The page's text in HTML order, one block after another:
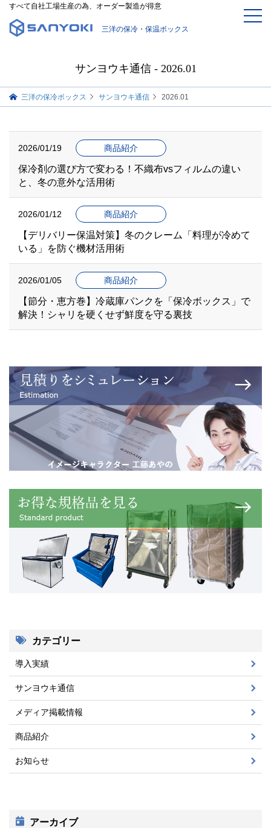
すべて自社工場生産の為、オーダー製造が得意
三洋の保冷・保温ボックス
サンヨウキ通信 - 2026.01
三洋の保冷ボックス サンヨウキ通信 2026.01
2026/01/19 商品紹介
保冷剤の選び方で変わる！不織布vsフィルムの違い
と、冬の意外な活用術
2026/01/12 商品紹介
【デリバリー保温対策】冬のクレーム「料理が冷めて
いる」を防ぐ機材活用術
2026/01/05 商品紹介
【節分・恵方巻】冷蔵庫パンクを「保冷ボックス」で
解決！シャリを硬くせず鮮度を守る裏技
カテゴリー
導入実績
サンヨウキ通信
メディア掲載情報
商品紹介
お知らせ
アーカイブ